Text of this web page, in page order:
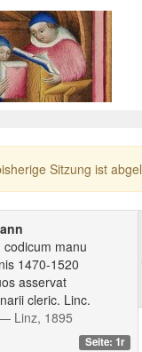
Sitzung ist
manu
1470-1520
asservat
cleric. Linc.
Linz, 1895
Seite: 1r